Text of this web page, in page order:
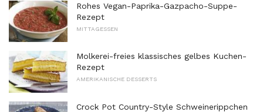
Rohes Vegan-Paprika-Gazpacho-Suppe-
Rezept
MITTAGESSEN
Molkerei-freies klassisches gelbes Kuchen-
Rezept
AMERIKANISCHE DESSERTS
Crock Pot Country-Style Schweinerippchen